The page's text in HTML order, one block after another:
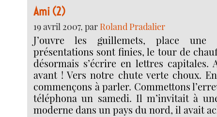
Ami (2)
19 avril 2007, par Roland Pradalier
J’ouvre les guillemets, place une
présentations sont finies, le tour de
désormais s’écrire en lettres capitales.
avant ! Vers notre chute verte choux.
commençons à parler. Commettons
téléphona un samedi. Il m’invitait à
moderne dans un pays du nord, il avait